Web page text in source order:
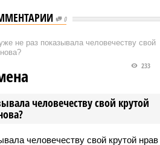
0
не раз показывала человечеству свой
человечеству свой крутой
233